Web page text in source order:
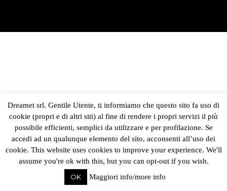
Dreamet srl. Gentile Utente, ti informiamo che questo sito fa uso di
cookie (propri e di altri siti) al fine di rendere i propri servizi il più
possibile efficienti, semplici da utilizzare e per profilazione. Se
accedi ad un qualunque elemento del sito, acconsenti all’uso dei
cookie. This website uses cookies to improve your experience. We'll
assume you're ok with this, but you can opt-out if you wish.
OK
Maggiori info/more info